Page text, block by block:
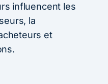
influencent les
la
et